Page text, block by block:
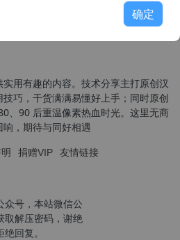
用有趣的内容。技术分享主打原创汉
巧，干货满满易懂好上手；同时原创
、90 后重温像素热血时光。这里无商
，期待与同好相遇
捐赠VIP 友情链接
众号，本站微信公
取解压密码，谢绝
回复。
确定